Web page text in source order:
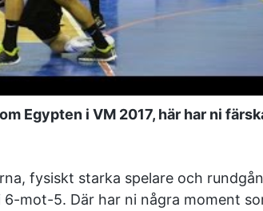
Egypten i VM 2017, här har ni
fysiskt starka spelare och
mot-5. Där har ni några moment